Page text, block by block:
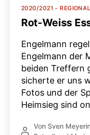
Kategorien
2020/2021 -
Rot-Weiss
Engelmann
Engelmann der
beiden Treffern
sicherte er uns
Fotos und der
Heimsieg sind
Beitragsautor
Von Sven